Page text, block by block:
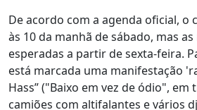
De acordo com a agenda oficial, o
às 10 da manhã de sábado, mas
esperadas a partir de sexta-feira.
está marcada uma manifestação
Hass” ("Baixo em vez de ódio", em
camiões com altifalantes e vários